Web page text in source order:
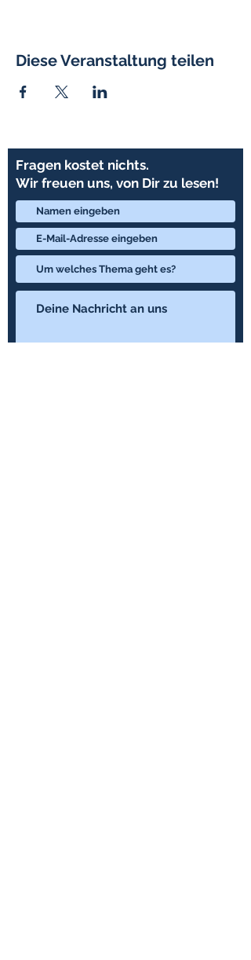
Diese Veranstaltung teilen
Fragen kostet nichts.
Wir freuen uns, von Dir zu lesen!